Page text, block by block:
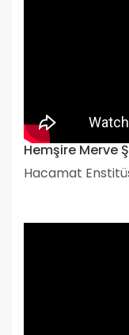
Hemşire Merve
Hacamat